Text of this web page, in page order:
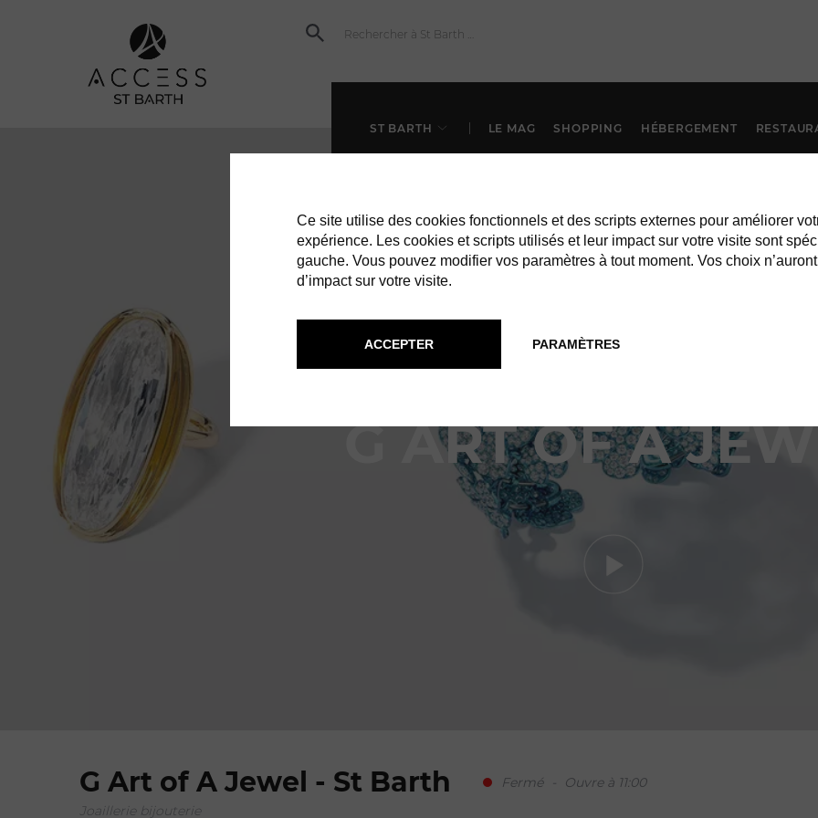
ST BARTH LE MAG SHOPPING HÉBERGEMENT
G ART OF A
G Art of A Jewel - St Barth
Joaillerie bijouterie
Fermé Ouvre à 11:00
Ce site utilise des cookies fonctionnels et des scripts externes pour améliorer
expérience. Les cookies et scripts utilisés et leur impact sur votre visite sont
gauche. Vous pouvez modifier vos paramètres à tout moment. Vos choix
d’impact sur votre visite.
PARAMÈTRES
ACCEPTER